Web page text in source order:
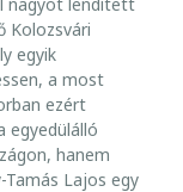
Kolozsvári
egyik
a most
ezért
egyedülálló
hanem
Tamás Lajos egy